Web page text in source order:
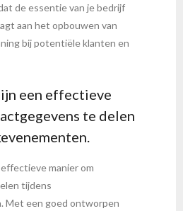
de essentie van je bedrijf
aan het opbouwen van
bij potentiële klanten en
een effectieve
te delen
manier om
tijdens
Met een goed ontworpen